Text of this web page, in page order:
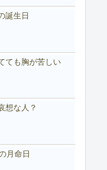
誕生日
ても胸が苦しい
想な人？
月命日